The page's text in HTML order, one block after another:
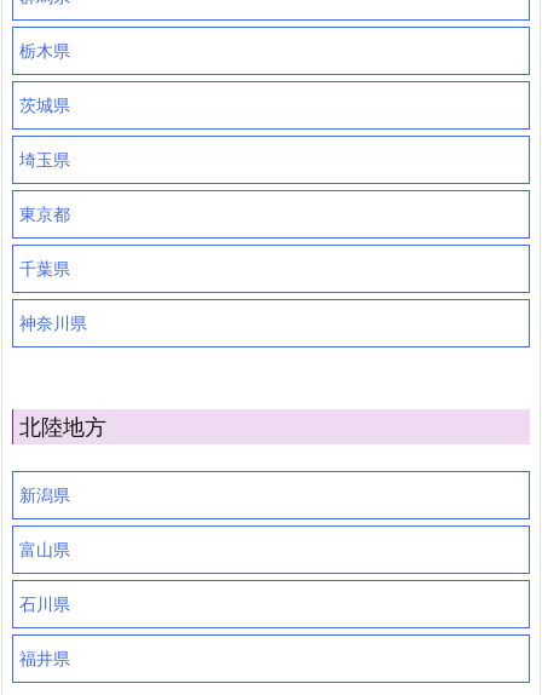
栃木県
茨城県
埼玉県
東京都
千葉県
神奈川県
北陸地方
新潟県
富山県
石川県
福井県